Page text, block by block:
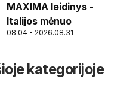
MAXIMA leidinys -
Italijos mėnuo
08.04 - 2026.08.31
kategorijoje